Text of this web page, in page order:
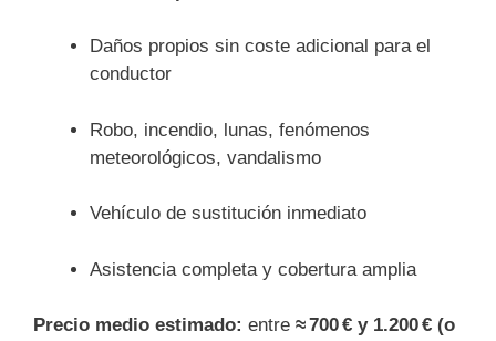
Daños propios sin coste adicional para el
conductor
Robo, incendio, lunas, fenómenos
meteorológicos, vandalismo
Vehículo de sustitución inmediato
Asistencia completa y cobertura amplia
Precio medio estimado: entre ≈ 700 € y 1.200 € (o